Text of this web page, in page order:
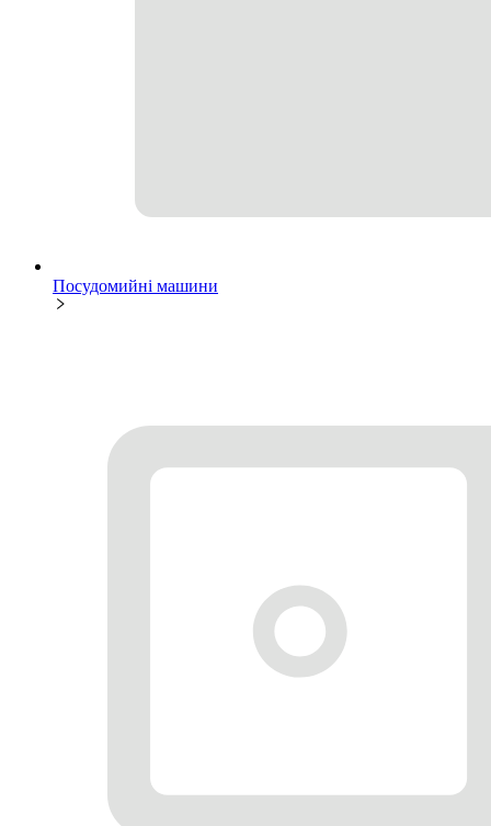
Посудомийні машини